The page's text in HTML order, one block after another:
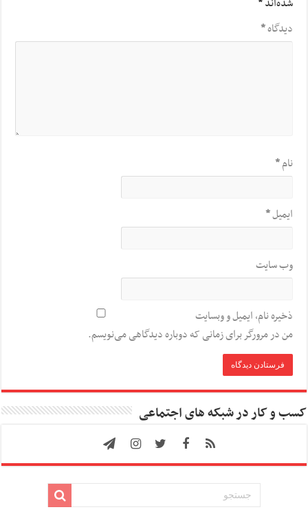
دیدگاه*
نام*
ایمیل*
وب‌ سایت
ذخیره نام، ایمیل و وبسایت
من در مرورگر برای زمانی که دوباره دیدگاهی می‌نویسم.
کسب و کار در شبکه های اجتماعی